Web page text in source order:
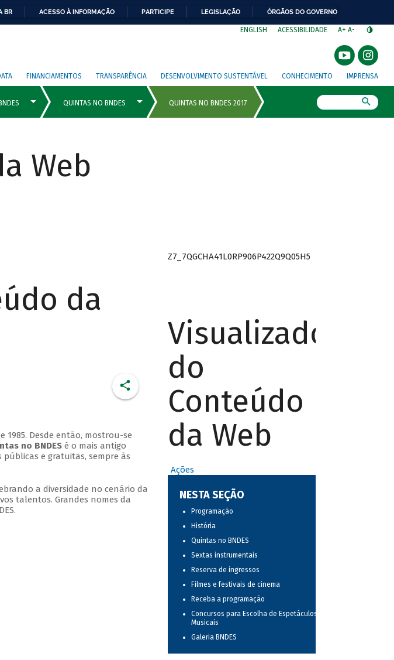
BR ACESSO À INFORMAÇÃO PARTICIPE LEGISLAÇÃO ÓRGÃOS DO GOVERNO
ENGLISH ACESSIBILIDADE A+ A-
FINANCIAMENTOS TRANSPARÊNCIA DESENVOLVIMENTO SUSTENTÁVEL CONHECIMENTO IMPRENSA
Web
da
1985. Desde então, mostrou-se
no BNDESé o mais antigo
e gratuitas, sempre às
a diversidade no cenário da
talentos. Grandes nomes da
Z7_7QGCHA41L0RP906P422Q9Q05H5
Visualizador
do
Conteúdo
da Web
Ações
NESTA SEÇÃO
Programação
História
Quintas no BNDES
Sextas instrumentais
Reserva de ingressos
Filmes e festivais de cinema
Receba a programação
Concursos para Escolha de Espetáculos
Musicais
Galeria BNDES